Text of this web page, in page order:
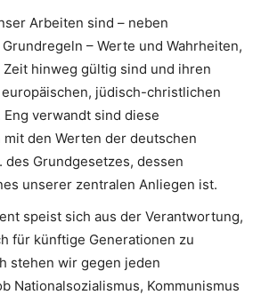
Arbeiten sind – neben
– Werte und Wahrheiten,
hinweg gültig sind und ihren
jüdisch-christlichen
verwandt sind diese
den Werten der deutschen
des Grundgesetzes, dessen
unserer zentralen Anliegen ist.
speist sich aus der Verantwortung,
für künftige Generationen zu
stehen wir gegen jeden
Nationalsozialismus, Kommunismus